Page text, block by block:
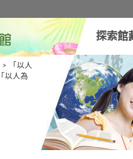
探索館
>
「以人
「以人為